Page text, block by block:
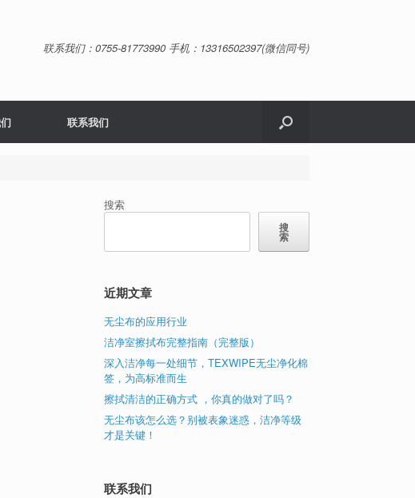
联系我们：0755-81773990 手机：13316502397(微信同号)
联系我们
搜索
搜
索
近期文章
无尘布的应用行业
洁净室擦拭布完整指南（完整版）
深入洁净每一处细节，TEXWIPE无尘净化棉
签，为高标准而生
擦拭清洁的正确方式 ，你真的做对了吗？
无尘布该怎么选？别被表象迷惑，洁净等级
才是关键！
联系我们